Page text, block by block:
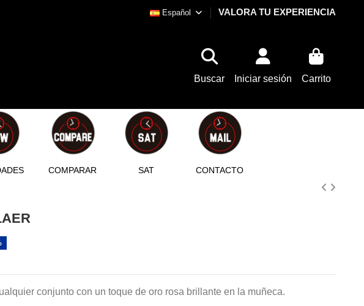
Español VALORA TU EXPERIENCIA
Buscar Iniciar sesión Carrito
COMPARAR SAT CONTACTO
conjunto con un toque de oro rosa brillante en la muñeca.